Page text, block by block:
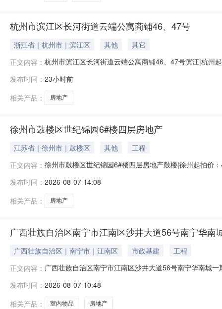
杭州市滨江区长河街道云端公寓商铺46、47号
浙江省｜杭州市｜滨江区 其他
其它
正文内容： 杭州市滨江区长河街道云端公寓商铺46、47号滨江|杭州
卖成交确认书》。拍品介绍不动产权证号：浙（2022）
住宅；登记日
发布时间： 23小时前
相关产品：
房地产
徐州市鼓楼区世纪锦园6#楼四层房地产
江苏省｜徐州市｜鼓楼区 其他
工程
正文内容： 徐州市鼓楼区世纪锦园6#楼四层房地产鼓楼|徐州起拍价
州市鼓楼区世纪锦园6#楼四层房地产登记时间2019/2/26
发布时间： 2026-08-07 14:08
相关产品：
房地产
广西壮族自治区南宁市江南区沙井大道56号南宁华
广西壮族自治区｜南宁市｜江南区 市政基建
工程
正文内容： 广西壮族自治区南宁市江南区沙井大道56号南宁华南城
裁定权证情况1、法院执行裁定书2、不动产档案查询告
及瑕疵情况1、已被瑞安市
发布时间： 2026-08-07 10:48
相关产品：
室内物品 房地产